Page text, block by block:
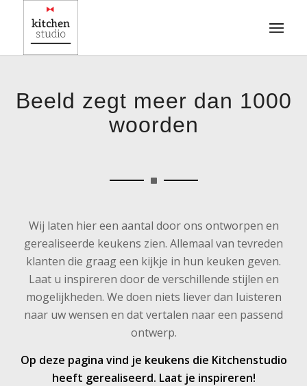
Beeld zegt meer dan 1000
woorden
Wij laten hier een aantal door ons ontworpen en
gerealiseerde keukens zien. Allemaal van tevreden
klanten die graag een kijkje in hun keuken geven.
Laat u inspireren door de verschillende stijlen en
mogelijkheden. We doen niets liever dan luisteren
naar uw wensen en dat vertalen naar een passend
ontwerp.
Op deze pagina vind je keukens die Kitchenstudio
heeft gerealiseerd. Laat je inspireren!